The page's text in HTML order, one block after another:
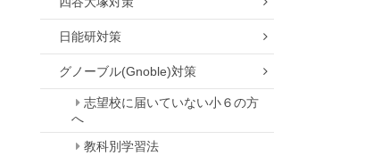
日能研対策
グノーブル(Gnoble)対策
志望校に届いていない小６の方
へ
教科別学習法